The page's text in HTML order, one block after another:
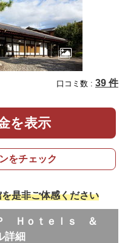
口コミ数 : 39 件
を表示
をチェック
是非ご体感ください
Ｐ Ｈｏｔｅｌｓ ＆
詳細